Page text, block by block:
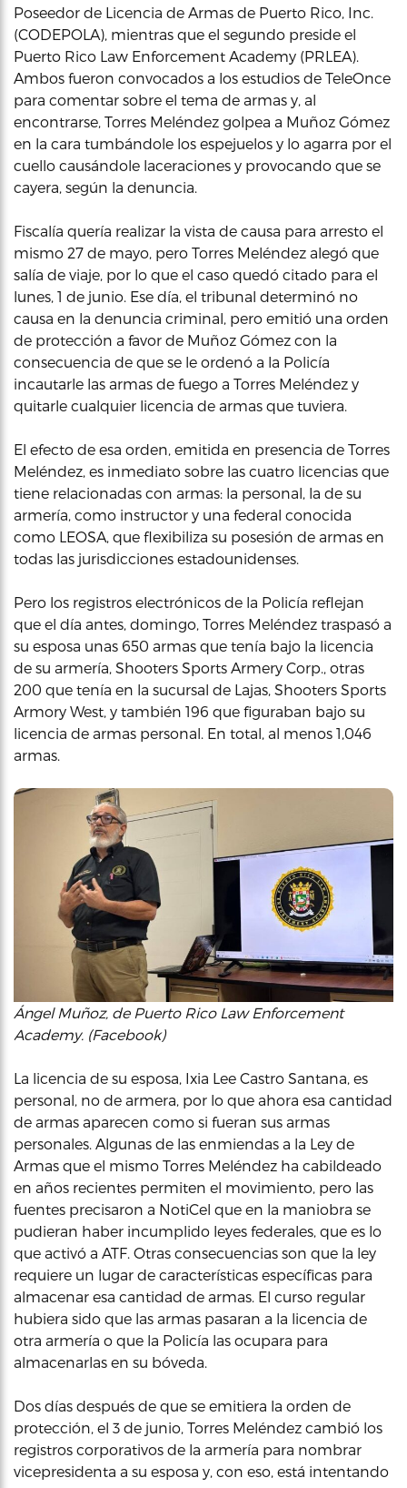
Poseedor de Licencia de Armas de Puerto Rico, Inc.
(CODEPOLA), mientras que el segundo preside el
Puerto Rico Law Enforcement Academy (PRLEA).
Ambos fueron convocados a los estudios de TeleOnce
para comentar sobre el tema de armas y, al
encontrarse, Torres Meléndez golpea a Muñoz Gómez
en la cara tumbándole los espejuelos y lo agarra por el
cuello causándole laceraciones y provocando que se
cayera, según la denuncia.
Fiscalía quería realizar la vista de causa para arresto el
mismo 27 de mayo, pero Torres Meléndez alegó que
salía de viaje, por lo que el caso quedó citado para el
lunes, 1 de junio. Ese día, el tribunal determinó no
causa en la denuncia criminal, pero emitió una orden
de protección a favor de Muñoz Gómez con la
consecuencia de que se le ordenó a la Policía
incautarle las armas de fuego a Torres Meléndez y
quitarle cualquier licencia de armas que tuviera.
El efecto de esa orden, emitida en presencia de Torres
Meléndez, es inmediato sobre las cuatro licencias que
tiene relacionadas con armas: la personal, la de su
armería, como instructor y una federal conocida
como LEOSA, que flexibiliza su posesión de armas en
todas las jurisdicciones estadounidenses.
Pero los registros electrónicos de la Policía reflejan
que el día antes, domingo, Torres Meléndez traspasó a
su esposa unas 650 armas que tenía bajo la licencia
de su armería, Shooters Sports Armery Corp., otras
200 que tenía en la sucursal de Lajas, Shooters Sports
Armory West, y también 196 que figuraban bajo su
licencia de armas personal. En total, al menos 1,046
armas.
Ángel Muñoz, de Puerto Rico Law Enforcement
Academy. (Facebook)
La licencia de su esposa, Ixia Lee Castro Santana, es
personal, no de armera, por lo que ahora esa cantidad
de armas aparecen como si fueran sus armas
personales. Algunas de las enmiendas a la Ley de
Armas que el mismo Torres Meléndez ha cabildeado
en años recientes permiten el movimiento, pero las
fuentes precisaron a NotiCel que en la maniobra se
pudieran haber incumplido leyes federales, que es lo
que activó a ATF. Otras consecuencias son que la ley
requiere un lugar de características específicas para
almacenar esa cantidad de armas. El curso regular
hubiera sido que las armas pasaran a la licencia de
otra armería o que la Policía las ocupara para
almacenarlas en su bóveda.
Dos días después de que se emitiera la orden de
protección, el 3 de junio, Torres Meléndez cambió los
registros corporativos de la armería para nombrar
vicepresidenta a su esposa y, con eso, está intentando